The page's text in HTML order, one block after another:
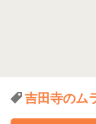
吉田寺のム